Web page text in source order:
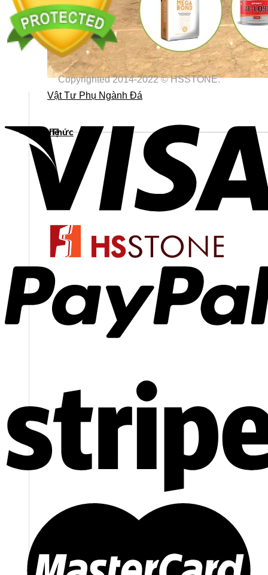
Vật Tư Phụ Ngành Đá
Kiến Thức
Liên hệ
Điện thoại: 0988 527 222
Email: kinhdoanh@hsstone.vn
Mã số thuế: 0110421554
Trụ sở:Số nhà 59, Dãy 1, Khu tập thể công an
Copyrighted 2014-2022 © HSSTONE.